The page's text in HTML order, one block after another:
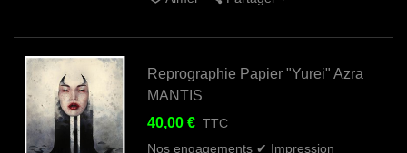
Reprographie Papier "Yurei" Azra
MANTIS
40,00 € TTC
Nos engagements ✔ Impression